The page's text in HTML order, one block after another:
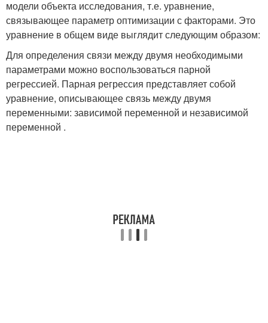
модели объекта исследования, т.е. уравнение,
связывающее параметр оптимизации с факторами. Это
уравнение в общем виде выглядит следующим образом:
Для определения связи между двумя необходимыми
параметрами можно воспользоваться парной
регрессией. Парная регрессия представляет собой
уравнение, описывающее связь между двумя
переменными: зависимой переменной и независимой
переменной .